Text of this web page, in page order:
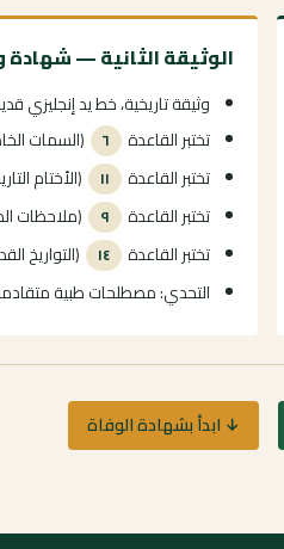
الوثيقة الثانية — شهادة
وثيقة تاريخية، خط يد إنجليزي
تختبر القاعدة
٦
(السمات
تختبر القاعدة
١١
(الأختام
تختبر القاعدة
٩
(ملاحظات
تختبر القاعدة
١٤
(التواريخ
التحدي: مصطلحات طبية
↓ ابدأ بشهادة الوفاة